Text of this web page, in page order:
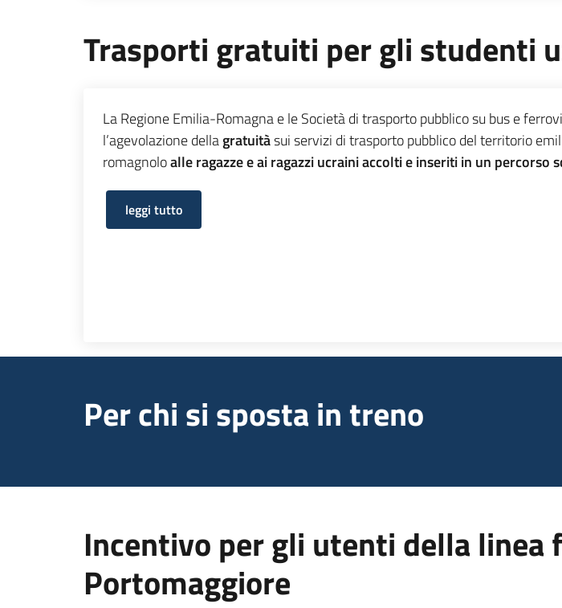
Trasporti gratuiti per gli studenti
La Regione Emilia-Romagna e le Società di trasporto pubblico su bus e
l’agevolazione dellagratuitàsui servizi di trasporto pubblico del territorio
romagnoloalle ragazze e ai ragazzi ucraini accolti e inseriti in un percorso
leggi tutto
Per chi si sposta in treno
Incentivo per gli utenti della linea
Portomaggiore